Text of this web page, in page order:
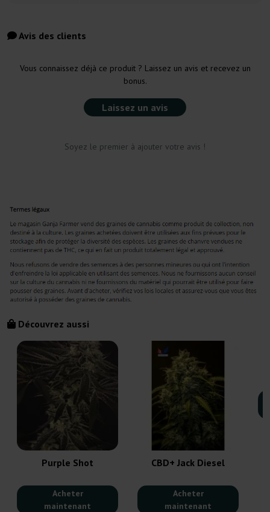
Avis des clients
Vous connaissez déjà ce produit ? Laissez un avis et recevez un
bonus.
Laissez un avis
Soyez le premier à ajouter votre avis !
Découvrez aussi
Purple Shot
Acheter
maintenant
CBD+ Jack Diesel
Acheter
maintenant